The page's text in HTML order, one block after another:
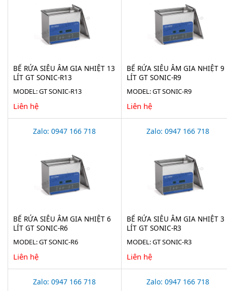
BỂ RỬA SIÊU ÂM GIA NHIỆT 13
LÍT GT SONIC-R13
MODEL: GT SONIC-R13
Liên hệ
BỂ RỬA SIÊU ÂM GIA NHIỆT 9
LÍT GT SONIC-R9
MODEL: GT SONIC-R9
Liên hệ
Zalo: 0947 166 718
BỂ RỬA SIÊU ÂM GIA NHIỆT 6
LÍT GT SONIC-R6
MODEL: GT SONIC-R6
Liên hệ
Zalo: 0947 166 718
BỂ RỬA SIÊU ÂM GIA NHIỆT 3
LÍT GT SONIC-R3
MODEL: GT SONIC-R3
Liên hệ
Zalo: 0947 166 718 Zalo: 0947 166 718